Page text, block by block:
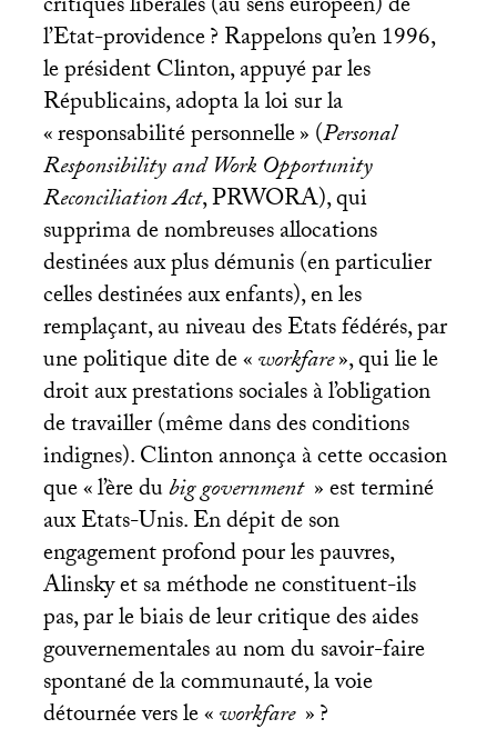
l’Etat-providence? Rappelons qu’en 1996,
le président Clinton, appuyé par les
Républicains, adopta la loi sur la
«responsabilité personnelle» (Personal
Responsibility and Work Opportunity
Reconciliation Act,PRWORA), qui
supprima de nombreuses allocations
destinées aux plus démunis (en particulier
celles destinées aux enfants), en les
remplaçant, au niveau des Etats fédérés, par
une politique dite de «workfare», qui lie le
droit aux prestations sociales à l’obligation
de travailler (même dans des conditions
indignes). Clinton annonça à cette occasion
que «l’ère dubig government » est terminé
aux Etats-Unis. En dépit de son
engagement profond pour les pauvres,
Alinsky et sa méthode ne constituent-ils
pas, par le biais de leur critique des aides
gouvernementales au nom du savoir-faire
spontané de la communauté, la voie
détournée vers le «workfare »?